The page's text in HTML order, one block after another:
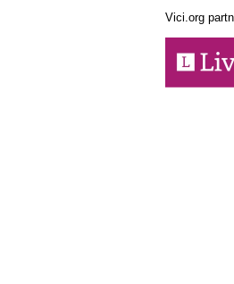
Vici.org